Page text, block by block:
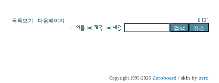
목록보기 다음페이지 1 [2]
Copyright 1999-2026 Zeroboard / skin by zero